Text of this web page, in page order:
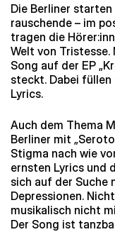
Die Berliner starten
rauschende – im
tragen die
Welt von Tristesse.
Song auf der EP
steckt. Dabei
Lyrics.
Auch dem Thema
Berliner mit
Stigma nach wie
ernsten Lyrics und
sich auf der Suche
Depressionen.
musikalisch nicht
Der Song ist